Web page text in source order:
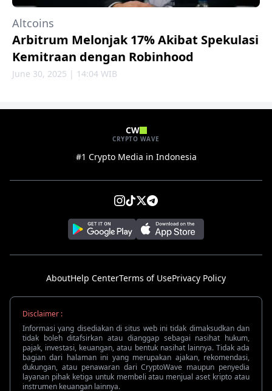
Altcoins
Arbitrum Melonjak 17% Akibat Spekulasi
Kemitraan dengan Robinhood
June 30, 2025 | 14:04 WIB
CW
CRYPTO WAVE
#1 Crypto Media in Indonesia
AboutHelp CenterTerms of UsePrivacy Policy
Disclaimer :
Informasi yang disediakan di situs web ini tidak dimaksudkan dan
tidak boleh ditafsirkan atau dianggap sebagai nasihat hukum,
pajak, investasi, keuangan, atau bentuk nasihat lainnya. Tidak ada
bagian dari halaman ini yang merupakan ajakan, rekomendasi,
dukungan, atau penawaran dari CryptoWave maupun penyedia
layanan pihak ketiga untuk membeli atau menjual aset kripto atau
instrumen keuangan lainnya.